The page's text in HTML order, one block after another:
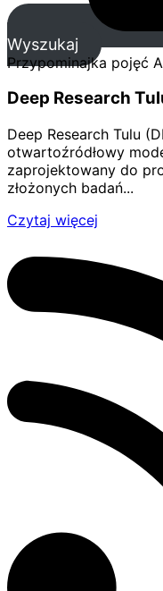
Wyszukaj
Przypominajka pojęć
Deep Research
Deep Research Tulu
otwartoźródłowy
zaprojektowany do
złożonych badań...
Czytaj więcej